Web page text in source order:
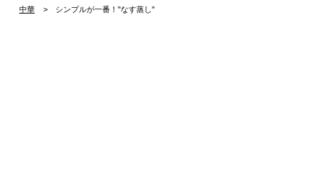
中華
シンプルが一番！"なす蒸し"